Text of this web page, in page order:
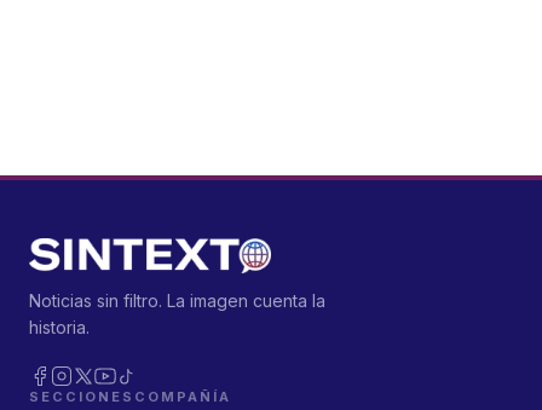
Noticias sin filtro. La imagen cuenta la
historia.
SECCIONES COMPAÑÍA